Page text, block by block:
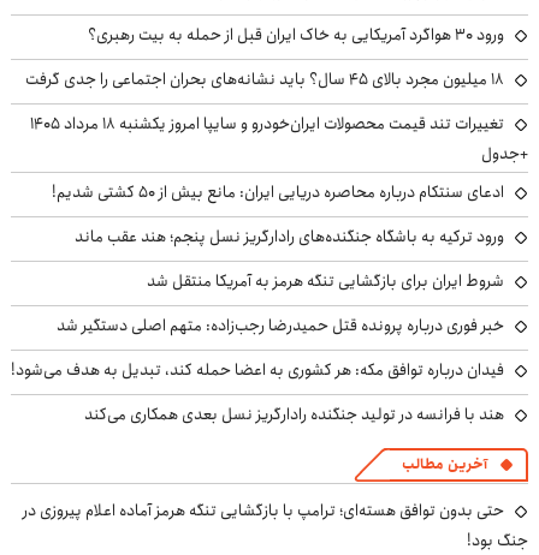
ورود ۳۰ هواگرد آمریکایی به خاک ایران قبل از حمله به بیت رهبری؟
۱۸ میلیون مجرد بالای ۴۵ سال؟ باید نشانه‌های بحران اجتماعی را جدی گرفت
تغییرات تند قیمت محصولات ایران‌خودرو و سایپا امروز یکشنبه ۱۸ مرداد ۱۴۰۵
+جدول
ادعای سنتکام درباره محاصره دریایی ایران: مانع بیش از ۵۰ کشتی شدیم!
ورود ترکیه به باشگاه جنگنده‌های رادارگریز نسل پنجم؛ هند عقب ماند
شروط ایران برای بازگشایی تنگه هرمز به آمریکا منتقل شد
خبر فوری درباره پرونده قتل حمیدرضا رجب‌زاده: متهم اصلی دستگیر شد
فیدان درباره توافق مکه: هر کشوری به اعضا حمله کند، تبدیل به هدف می‌شود!
هند با فرانسه در تولید جنگنده رادارگریز نسل بعدی همکاری می‌کند
آخرین مطالب
حتی بدون توافق هسته‌ای؛ ترامپ با بازگشایی تنگه هرمز آماده اعلام پیروزی در
جنگ بود!